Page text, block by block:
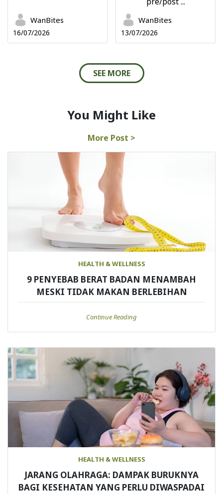
WanBites
16/07/2026
WanBites
13/07/2026
SEE MORE
You Might Like
More Post >
HEALTH & WELLNESS
9 PENYEBAB BERAT BADAN MENAMBAH
MESKI TIDAK MAKAN BERLEBIHAN
Continue Reading
HEALTH & WELLNESS
JARANG OLAHRAGA: DAMPAK BURUKNYA
BAGI KESEHATAN YANG PERLU DIWASPADAI